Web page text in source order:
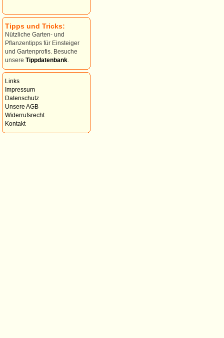
Tipps und Tricks:
Nützliche Garten- und
Pflanzentipps für Einsteiger
und Gartenprofis. Besuche
unsere Tippdatenbank
Links
Impressum
Datenschutz
Unsere AGB
Widerrufsrecht
Kontakt